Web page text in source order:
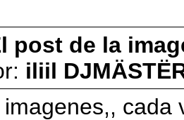
post de la
iliil
cada